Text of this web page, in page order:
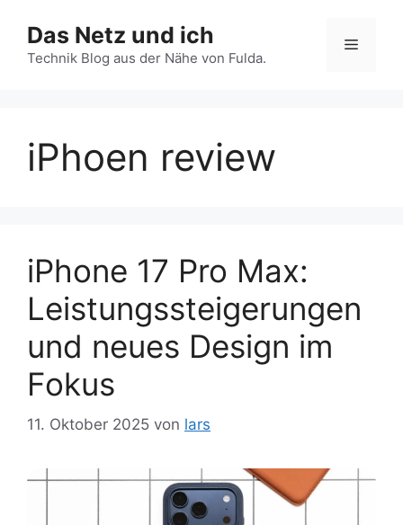
Inhalt
springen
Das Netz und ich
Technik Blog aus der Nähe von Fulda.
Menü
iPhoen review
iPhone 17 Pro Max:
Leistungssteigerungen
und neues Design im
Fokus
11. Oktober 2025 von lars